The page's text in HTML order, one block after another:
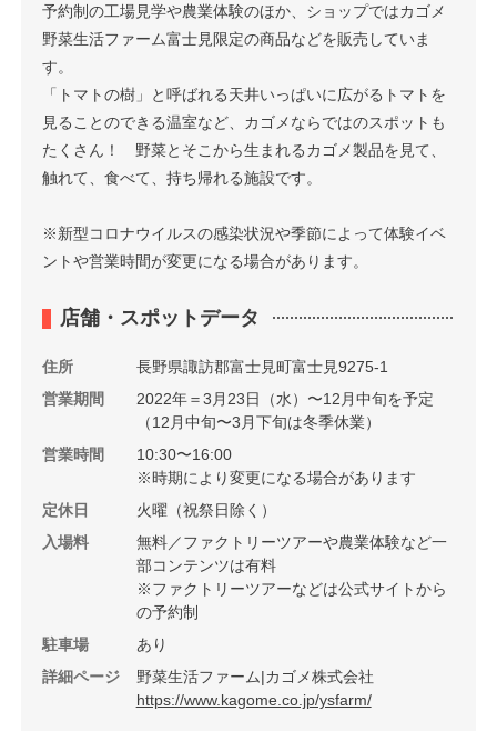
予約制の工場見学や農業体験のほか、ショップではカゴメ
野菜生活ファーム富士見限定の商品などを販売していま
す。
「トマトの樹」と呼ばれる天井いっぱいに広がるトマトを
見ることのできる温室など、カゴメならではのスポットも
たくさん！ 野菜とそこから生まれるカゴメ製品を見て、
触れて、食べて、持ち帰れる施設です。
※新型コロナウイルスの感染状況や季節によって体験イベ
ントや営業時間が変更になる場合があります。
店舗・スポットデータ
住所
長野県諏訪郡富士見町富士見9275-1
営業期間
2022年＝3月23日（水）〜12月中旬を予定
（12月中旬〜3月下旬は冬季休業）
営業時間
10:30〜16:00
※時期により変更になる場合があります
定休日
火曜（祝祭日除く）
入場料
無料／ファクトリーツアーや農業体験など一
部コンテンツは有料
※ファクトリーツアーなどは公式サイトから
の予約制
駐車場
あり
詳細ページ
野菜生活ファーム|カゴメ株式会社
https://www.kagome.co.jp/ysfarm/